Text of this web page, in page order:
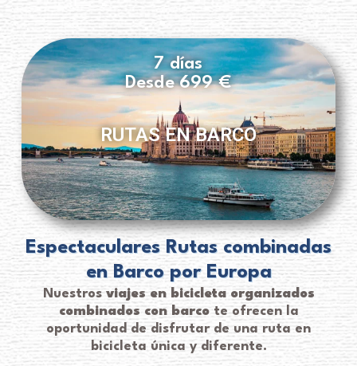
7 días
Desde 699 €
RUTAS EN BARCO
Espectaculares Rutas combinadas
en Barco por Europa
Nuestrosviajes en bicicleta organizados
combinados con barcote ofrecen la
oportunidad de disfrutar de una ruta en
bicicleta única y diferente.